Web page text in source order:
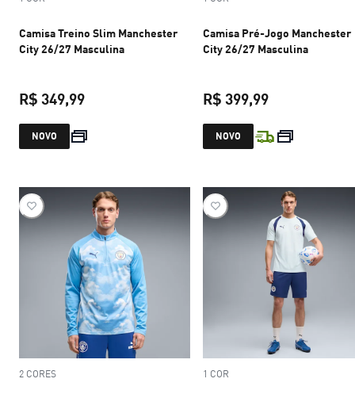
Camisa Treino Slim Manchester
City 26/27 Masculina
R$ 349,99
preço atual R$ 349,99
NOVO
Camisa Pré-Jogo Manchester
City 26/27 Masculina
R$ 399,99
preço atual
NOVO
2 CORES 1 COR